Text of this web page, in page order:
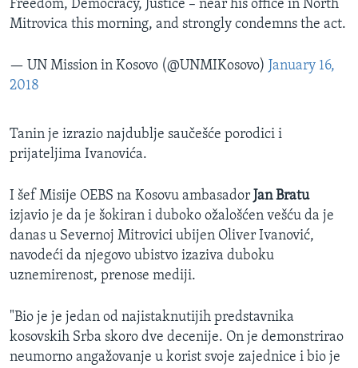
Freedom, Democracy, Justice – near his office in North
Mitrovica this morning, and strongly condemns the act.
— UN Mission in Kosovo (@UNMIKosovo) January 16,
2018
Tanin je izrazio najdublje saučešće porodici i
prijateljima Ivanovića.
I šef Misije OEBS na Kosovu ambasador Jan Bratu
izjavio je da je šokiran i duboko ožalošćen vešću da je
danas u Severnoj Mitrovici ubijen Oliver Ivanović,
navodeći da njegovo ubistvo izaziva duboku
uznemirenost, prenose mediji.
"Bio je je jedan od najistaknutijih predstavnika
kosovskih Srba skoro dve decenije. On je demonstrirao
neumorno angažovanje u korist svoje zajednice i bio je